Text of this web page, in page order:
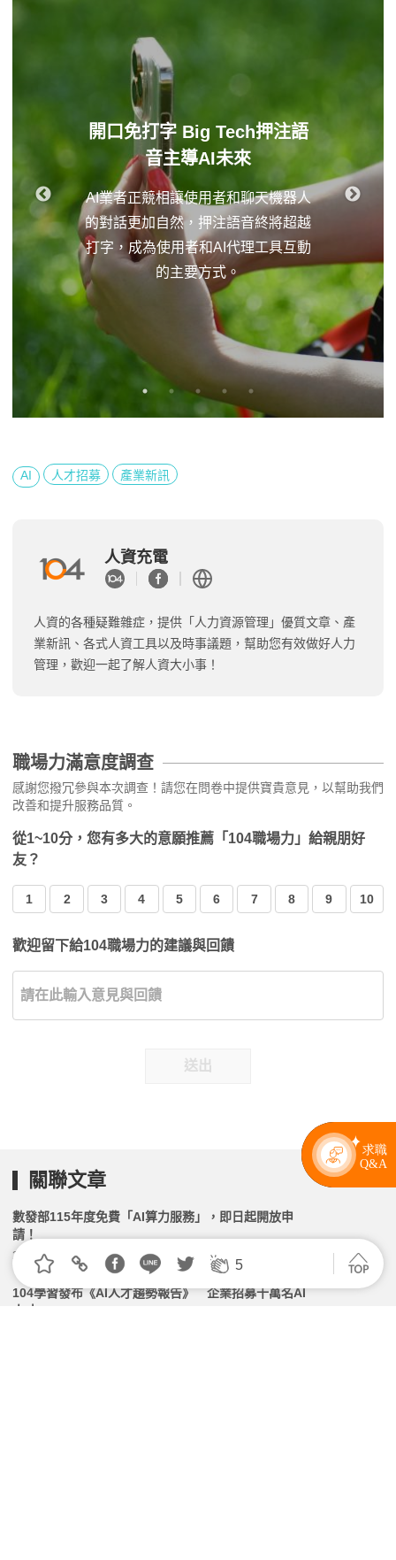
開口免打字 Big Tech押注語
音主導AI未來
AI業者正競相讓使用者和聊天機器人
的對話更加自然，押注語音終將超越
打字，成為使用者和AI代理工具互動
的主要方式。
AI 人才招募 產業新訊
人資充電
人資的各種疑難雜症，提供「人力資源管理」優質文章、產
業新訊、各式人資工具以及時事議題，幫助您有效做好人力
管理，歡迎一起了解人資大小事！
職場力滿意度調查
感謝您撥冗參與本次調查！請您在問卷中提供寶貴意見，以幫助我們
改善和提升服務品質。
從1~10分，您有多大的意願推薦「104職場力」給親朋好
友？
1 2 3 4 5 6 7 8 9 10
歡迎留下給104職場力的建議與回饋
送出
5
關聯文章
數發部115年度免費「AI算力服務」，即日起開放申
請！
2026.06.18 | 104小編 | 2290觀看數
104學習發布《AI人才趨勢報告》 企業招募十萬名AI
人才